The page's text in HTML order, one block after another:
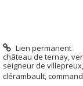
Lien permanent
château de ternay,
seigneur de villepreux,
clérambault,